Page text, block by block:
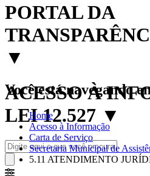
PORTAL DA
▼
ACESSO À
LEI 12.527 ▼
Você está navegando
Home
Acesso à Informação
Carta de Serviço
Secretaria Municipal de
5.11 ATENDIMENTO